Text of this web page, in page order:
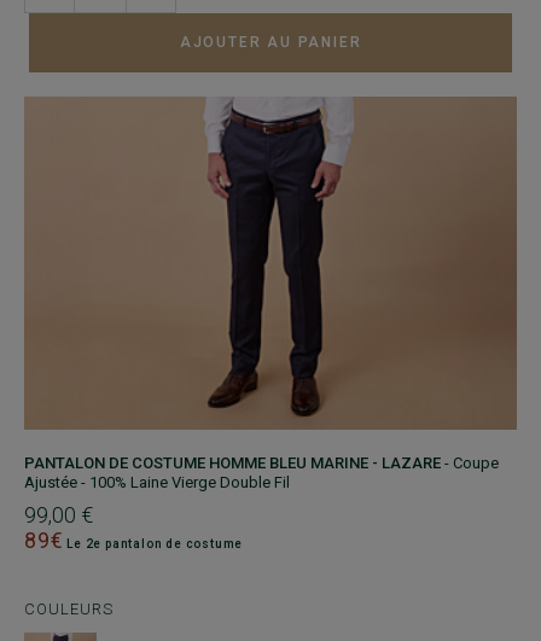
AJOUTER AU PANIER
PANTALON DE COSTUME HOMME BLEU MARINE - LAZARE - Coupe
Ajustée - 100% Laine Vierge Double Fil
99,00 €
89€
Le 2e pantalon de costume
COULEURS